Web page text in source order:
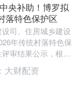
央补助！博罗拟
落特色保护区
司、住房城乡建设
年传统村落特色保
审结果公示，根据
县拟入选2026年传
大财配资